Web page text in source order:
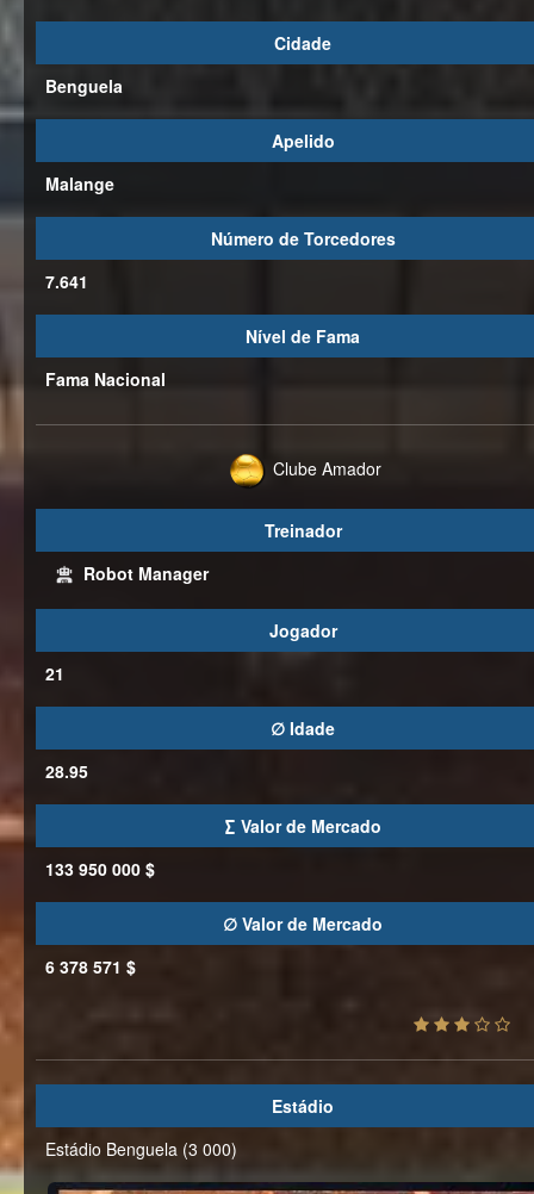
Cidade
Benguela
Apelido
Malange
Número de Torcedores
7.641
Nível de Fama
Fama Nacional
Clube Amador
Treinador
Robot Manager
Jogador
21
∅ Idade
28.95
∑ Valor de Mercado
133 950 000 $
∅ Valor de Mercado
6 378 571 $
Estádio
Estádio Benguela (3 000)